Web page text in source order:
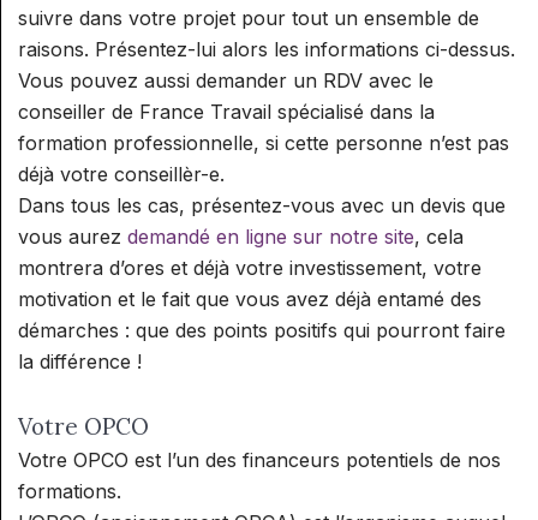
suivre dans votre projet pour tout un ensemble de
raisons. Présentez-lui alors les informations ci-dessus.
Vous pouvez aussi demander un RDV avec le
conseiller de France Travail spécialisé dans la
formation professionnelle, si cette personne n’est pas
déjà votre conseillèr-e.
Dans tous les cas, présentez-vous avec un devis que
vous aurez demandé en ligne sur notre site, cela
montrera d’ores et déjà votre investissement, votre
motivation et le fait que vous avez déjà entamé des
démarches : que des points positifs qui pourront faire
la différence !
Votre OPCO
Votre OPCO est l’un des financeurs potentiels de nos
formations.